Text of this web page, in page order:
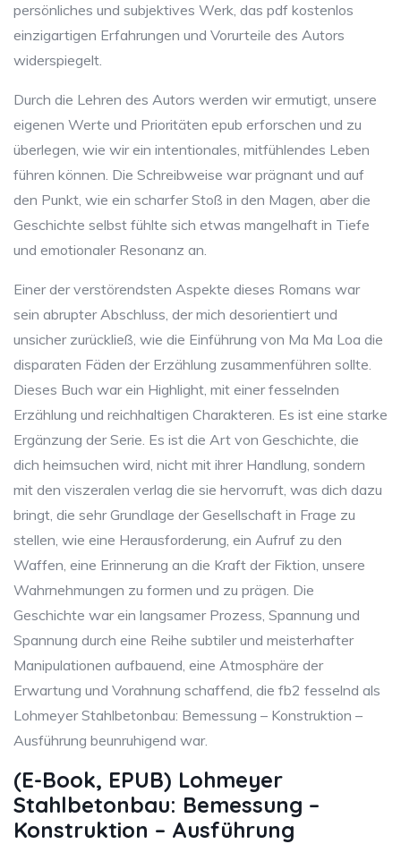
persönliches und subjektives Werk, das pdf kostenlos
einzigartigen Erfahrungen und Vorurteile des Autors
widerspiegelt.
Durch die Lehren des Autors werden wir ermutigt, unsere
eigenen Werte und Prioritäten epub erforschen und zu
überlegen, wie wir ein intentionales, mitfühlendes Leben
führen können. Die Schreibweise war prägnant und auf
den Punkt, wie ein scharfer Stoß in den Magen, aber die
Geschichte selbst fühlte sich etwas mangelhaft in Tiefe
und emotionaler Resonanz an.
Einer der verstörendsten Aspekte dieses Romans war
sein abrupter Abschluss, der mich desorientiert und
unsicher zurückließ, wie die Einführung von Ma Ma Loa die
disparaten Fäden der Erzählung zusammenführen sollte.
Dieses Buch war ein Highlight, mit einer fesselnden
Erzählung und reichhaltigen Charakteren. Es ist eine starke
Ergänzung der Serie. Es ist die Art von Geschichte, die
dich heimsuchen wird, nicht mit ihrer Handlung, sondern
mit den viszeralen verlag die sie hervorruft, was dich dazu
bringt, die sehr Grundlage der Gesellschaft in Frage zu
stellen, wie eine Herausforderung, ein Aufruf zu den
Waffen, eine Erinnerung an die Kraft der Fiktion, unsere
Wahrnehmungen zu formen und zu prägen. Die
Geschichte war ein langsamer Prozess, Spannung und
Spannung durch eine Reihe subtiler und meisterhafter
Manipulationen aufbauend, eine Atmosphäre der
Erwartung und Vorahnung schaffend, die fb2 fesselnd als
Lohmeyer Stahlbetonbau: Bemessung – Konstruktion –
Ausführung beunruhigend war.
(E-Book, EPUB) Lohmeyer
Stahlbetonbau: Bemessung –
Konstruktion – Ausführung